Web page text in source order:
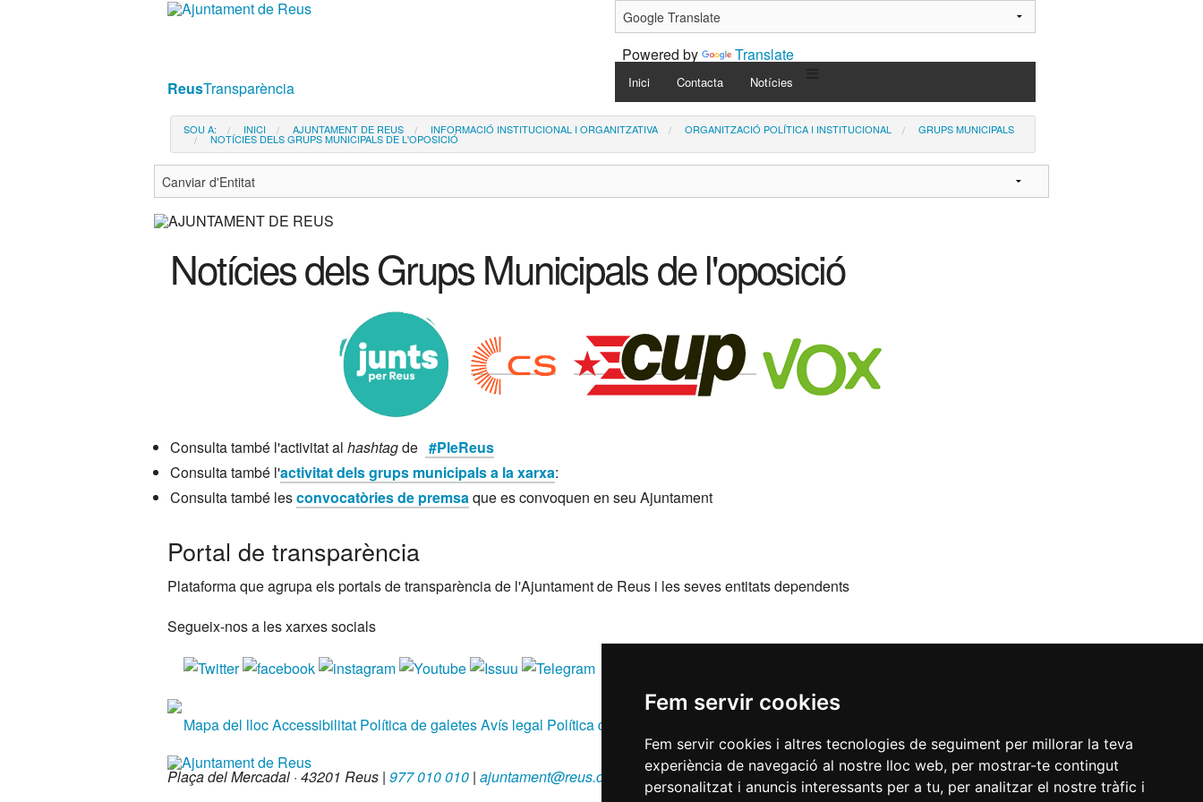
Fem servir cookies
Fem servir cookies i altres tecnologies de seguiment per millorar la teva
experiència de navegació al nostre lloc web, per mostrar-te contingut
personalitzat i anuncis interessants per a tu, per analitzar el nostre tràfic i
Powered by
Translate
ReusTransparència Navigation
Inici Contacta Notícies
SOU A: INICI AJUNTAMENT DE REUS INFORMACIÓ INSTITUCIONAL I ORGANITZATIVA ORGANITZACIÓ POLÍTICA I INSTITUCIONAL GRUPS MUNICIPALS
NOTÍCIES DELS GRUPS MUNICIPALS DE L'OPOSICIÓ
Notícies dels Grups Municipals de l'oposició
Consulta també l'activitat alhashtagde #PleReus
Consulta també l'activitat dels grups municipals a la xarxa:
Consulta també lesconvocatòries de premsaque es convoquen en seu Ajuntament
Portal de transparència
Plataforma que agrupa els portals de transparència de l'Ajuntament de Reus i les seves entitats dependents
Segueix-nos a les xarxes socials
Mapa del llocAccessibilitat Política de galetesAvís legal Política de privacitat
Plaça del Mercadal · 43201 Reus | 977 010 010 | ajuntament@reus.cat reus.cat